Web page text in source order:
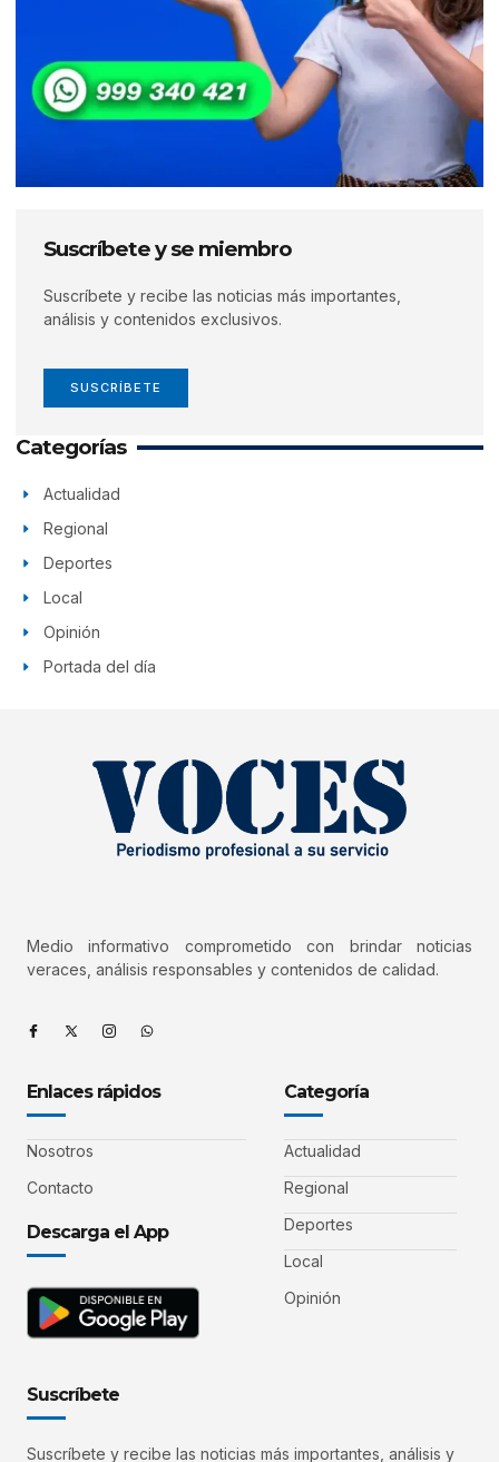
Suscríbete y se miembro
Suscríbete y recibe las noticias más importantes,
análisis y contenidos exclusivos.
SUSCRÍBETE
Categorías
Actualidad
Regional
Deportes
Local
Opinión
Portada del día
Medio informativo comprometido con brindar noticias
veraces, análisis responsables y contenidos de calidad.
Enlaces rápidos
Nosotros
Contacto
Descarga el App
Categoría
Actualidad
Regional
Deportes
Local
Opinión
Suscríbete
Suscríbete y recibe las noticias más importantes, análisis y